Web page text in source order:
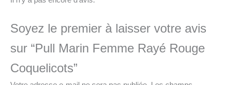
Soyez le premier à laisser votre avis
sur “Pull Marin Femme Rayé Rouge
Coquelicots”